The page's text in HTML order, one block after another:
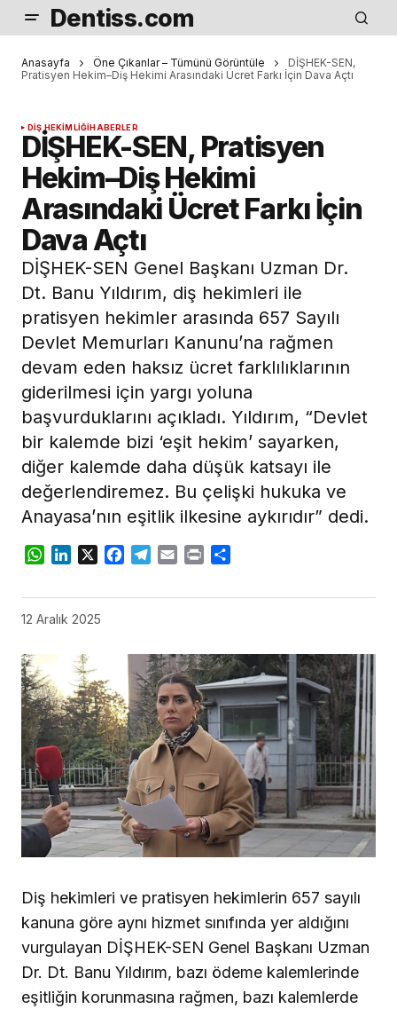
Dentiss.com
Anasayfa Öne Çıkanlar – Tümünü Görüntüle
DİŞHEK-SEN,
Pratisyen Hekim–Diş Hekimi Arasındaki Ücret Farkı İçin Dava Açtı
DIŞ HEKIMLIĞIHABERLER
DİŞHEK-SEN, Pratisyen
Hekim–Diş Hekimi
Arasındaki Ücret Farkı İçin
Dava Açtı
DİŞHEK-SEN Genel Başkanı Uzman Dr.
Dt. Banu Yıldırım, diş hekimleri ile
pratisyen hekimler arasında 657 Sayılı
Devlet Memurları Kanunu’na rağmen
devam eden haksız ücret farklılıklarının
giderilmesi için yargı yoluna
başvurduklarını açıkladı. Yıldırım, “Devlet
bir kalemde bizi ‘eşit hekim’ sayarken,
diğer kalemde daha düşük katsayı ile
değerlendiremez. Bu çelişki hukuka ve
Anayasa’nın eşitlik ilkesine aykırıdır” dedi.
WhatsApp
LinkedIn
X Facebook
Telegram
Email Print
12 Aralık 2025
Diş hekimleri ve pratisyen hekimlerin 657 sayılı
kanuna göre aynı hizmet sınıfında yer aldığını
vurgulayan DİŞHEK-SEN Genel Başkanı Uzman
Dr. Dt. Banu Yıldırım, bazı ödeme kalemlerinde
eşitliğin korunmasına rağmen, bazı kalemlerde